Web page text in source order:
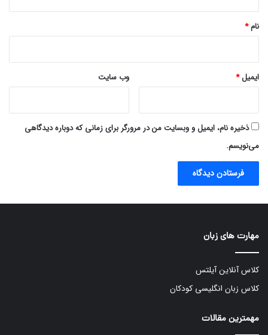
نام*
ایمیل* وب‌ سایت
ذخیره نام، ایمیل و وبسایت من در مرورگر برای زمانی که دوباره دیدگاهی
می‌نویسم.
مهارت های زبان
کلاس آنلاین آیلتس
کلاس زبان انگلیسی کودکان
مهمترین مقالات